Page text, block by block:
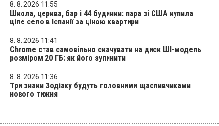
8. 8. 2026 11:55
Школа, церква, бар і 44 будинки: пара зі США купила
ціле село в Іспанії за ціною квартири
8. 8. 2026 11:41
Chrome став самовільно скачувати на диск ШІ-модель
розміром 20 ГБ: як його зупинити
8. 8. 2026 11:36
Три знаки Зодіаку будуть головними щасливчиками
нового тижня